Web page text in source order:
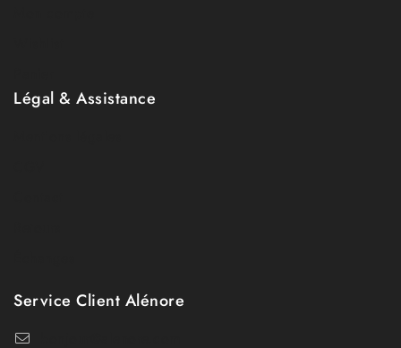
Légal & Assistance
Service Client Alénore